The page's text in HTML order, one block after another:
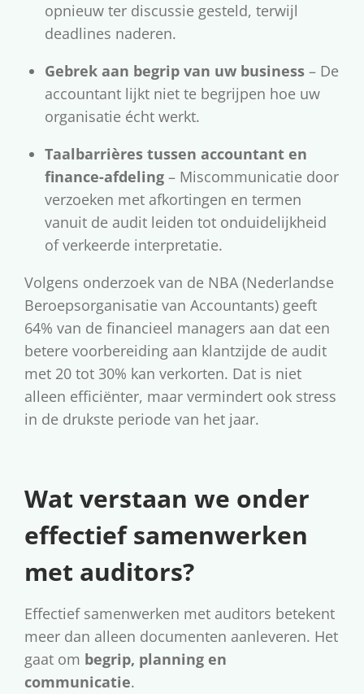
opnieuw ter discussie gesteld, terwijl
deadlines naderen.
Gebrek aan begrip van uw business – De
accountant lijkt niet te begrijpen hoe uw
organisatie écht werkt.
Taalbarrières tussen accountant en
finance-afdeling – Miscommunicatie door
verzoeken met afkortingen en termen
vanuit de audit leiden tot onduidelijkheid
of verkeerde interpretatie.
Volgens onderzoek van de NBA (Nederlandse
Beroepsorganisatie van Accountants) geeft
64% van de financieel managers aan dat een
betere voorbereiding aan klantzijde de audit
met 20 tot 30% kan verkorten. Dat is niet
alleen efficiënter, maar vermindert ook stress
in de drukste periode van het jaar.
Wat verstaan we onder
effectief samenwerken
met auditors?
Effectief samenwerken met auditors betekent
meer dan alleen documenten aanleveren. Het
gaat om begrip, planning en
communicatie.